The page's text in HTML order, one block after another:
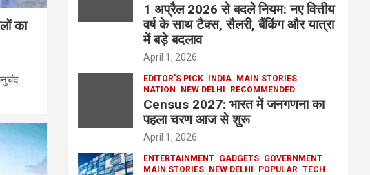
का
1 अप्रैल 2026 से बदले नियम: नए वित्तीय
वर्ष के साथ टैक्स, सैलरी, बैंकिंग और यात्रा
में बड़े बदलाव
April 1, 2026
EDITOR'S PICK INDIA MAIN STORIES
NATION
NEW DELHI RECOMMENDED
Census 2027: भारत में जनगणना का
पहला चरण आज से शुरू
April 1, 2026
ENTERTAINMENT GADGETS GOVERNMENT
MAIN STORIES NEW DELHI POPULAR TECH